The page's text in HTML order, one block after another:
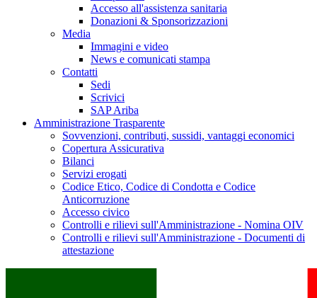
Accesso all'assistenza sanitaria
Donazioni & Sponsorizzazioni
Media
Immagini e video
News e comunicati stampa
Contatti
Sedi
Scrivici
SAP Ariba
Amministrazione Trasparente
Sovvenzioni, contributi, sussidi, vantaggi economici
Copertura Assicurativa
Bilanci
Servizi erogati
Codice Etico, Codice di Condotta e Codice
Anticorruzione
Accesso civico
Controlli e rilievi sull'Amministrazione - Nomina OIV
Controlli e rilievi sull'Amministrazione - Documenti di
attestazione